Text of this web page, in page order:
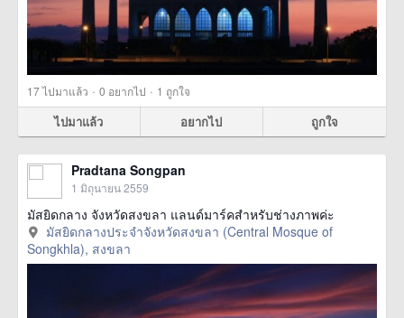
17ไปมาแล้ว · 0 อยากไป · 1 ถูกใจ
ไปมาแล้ว อยากไป ถูกใจ
Pradtana Songpan
1 มิถุนายน 2559
มัสยิดกลาง จังหวัดสงขลา แลนด์มาร์คสำหรับช่างภาพค่ะ
มัสยิดกลางประจำจังหวัดสงขลา (Central Mosque of
Songkhla), สงขลา